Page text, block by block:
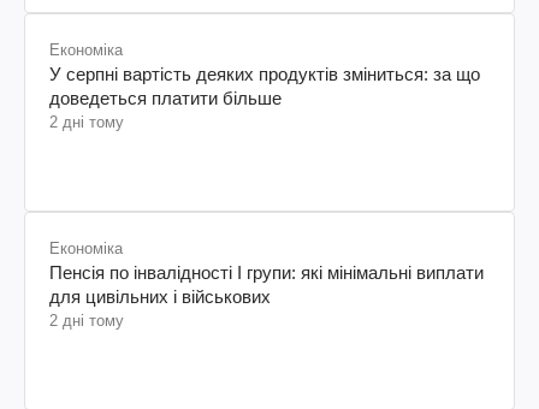
Економіка
У серпні вартість деяких продуктів зміниться: за що
доведеться платити більше
2 дні тому
Економіка
Пенсія по інвалідності I групи: які мінімальні виплати
для цивільних і військових
2 дні тому